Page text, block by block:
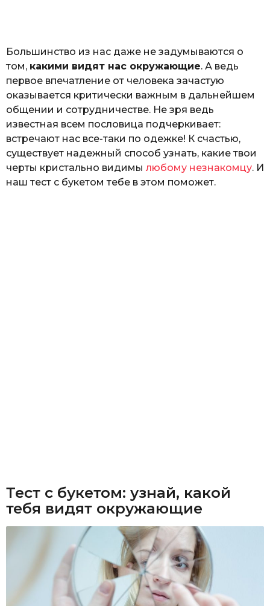
Большинство из нас даже не задумываются о
том, какими видят нас окружающие. А ведь
первое впечатление от человека зачастую
оказывается критически важным в дальнейшем
общении и сотрудничестве. Не зря ведь
известная всем пословица подчеркивает:
встречают нас все-таки по одежке! К счастью,
существует надежный способ узнать, какие твои
черты кристально видимы любому незнакомцу. И
наш тест с букетом тебе в этом поможет.
Тест с букетом: узнай, какой
тебя видят окружающие